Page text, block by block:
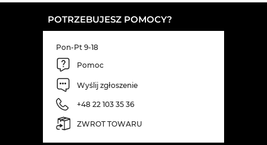
POTRZEBUJESZ POMOCY?
Pon-Pt 9-18
Pomoc
Wyślij zgłoszenie
+48 22 103 35 36
ZWROT TOWARU